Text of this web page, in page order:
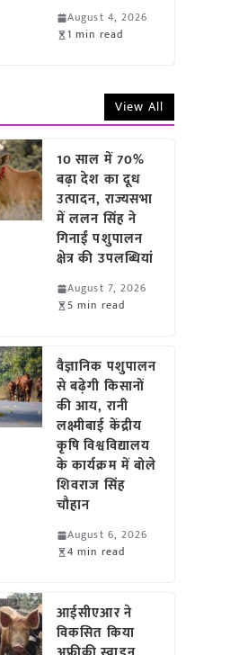
August 4, 2026
1 min read
View All
10 साल में 70%
बढ़ा देश का दूध
उत्पादन, राज्यसभा
में ललन सिंह ने
गिनाईं पशुपालन
क्षेत्र की उपलब्धियां
August 7, 2026
5 min read
वैज्ञानिक पशुपालन
से बढ़ेगी किसानों
की आय, रानी
लक्ष्मीबाई केंद्रीय
कृषि विश्वविद्यालय
के कार्यक्रम में बोले
शिवराज सिंह
चौहान
August 6, 2026
4 min read
आईसीएआर ने
विकसित किया